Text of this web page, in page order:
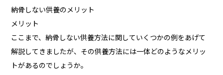
納骨しない供養のメリット
メリット
ここまで、納骨しない供養方法に関していくつかの例をあげて
解説してきましたが、その供養方法には一体どのようなメリッ
トがあるのでしょうか。